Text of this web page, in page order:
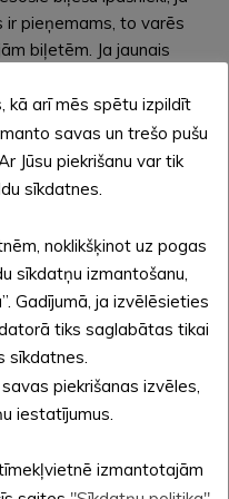
ir pieņemams, to varēs
biļetēm. Ja jaunais
neder, biļetes ir
Dievam pasmieties”
diemžēl Dailes teātra
LIEC DIEVAM
pl.15.00
!Iegādātās biļetes
Par tām biļetēm, kas
automātiski uz
mīļiem par mierinājumu
“Mūsējās” ar
Alda Siliņa piedalīšanos.
kā arī mēs spētu izpildīt
savas un trešo pušu
Jūsu piekrišanu var tik
sīkdatnes.
noklikšķinot uz pogas
sīkdatņu izmantošanu,
Gadījumā, ja izvēlēsieties
tiks saglabātas tikai
sīkdatnes.
piekrišanas izvēles,
iestatījumus.
izmantotajām